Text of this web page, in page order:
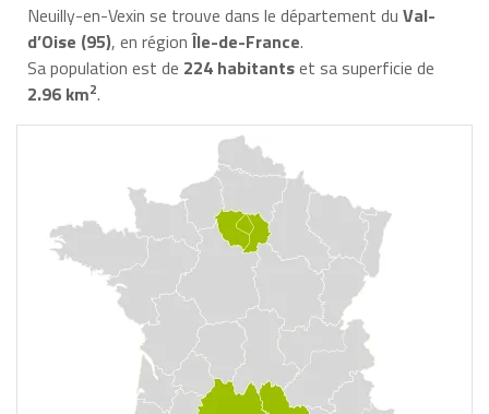
Neuilly-en-Vexin se trouve dans le département du Val-
d’Oise (95), en régionÎle-de-France.
Sa population est de 224 habitantset sa superficie de
2.96 km2.